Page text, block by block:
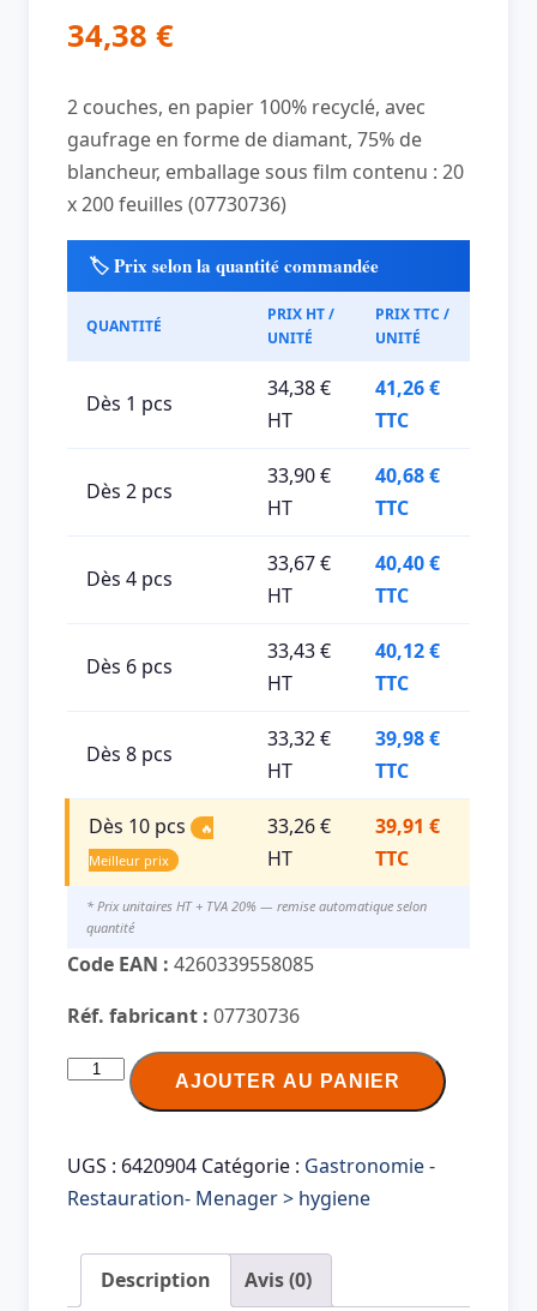
34,38 €
2 couches, en papier 100% recyclé, avec
gaufrage en forme de diamant, 75% de
blancheur, emballage sous film contenu : 20
x 200 feuilles (07730736)
🏷️ Prix selon la quantité commandée
QUANTITÉ
PRIX HT /
UNITÉ
PRIX TTC /
UNITÉ
Dès 1 pcs
34,38 €
HT
41,26 €
TTC
Dès 2 pcs
33,90 €
HT
40,68 €
TTC
Dès 4 pcs
33,67 €
HT
40,40 €
TTC
Dès 6 pcs
33,43 €
HT
40,12 €
TTC
Dès 8 pcs
33,32 €
HT
39,98 €
TTC
Dès 10 pcs
🔥
Meilleur prix
33,26 €
HT
39,91 €
TTC
* Prix unitaires HT + TVA 20% — remise automatique selon
quantité
Code EAN : 4260339558085
Réf. fabricant : 07730736
quantité
Essuie-
mains
245
AJOUTER AU PANIER
UGS : 6420904 Catégorie : Gastronomie -
Restauration- Menager > hygiene
Description Avis (0)